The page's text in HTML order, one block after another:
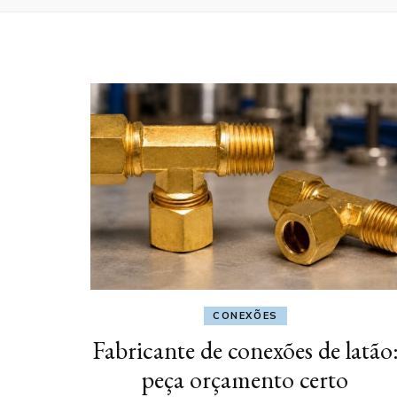
CONEXÕES
Fabricante de conexões de
peça orçamento certo